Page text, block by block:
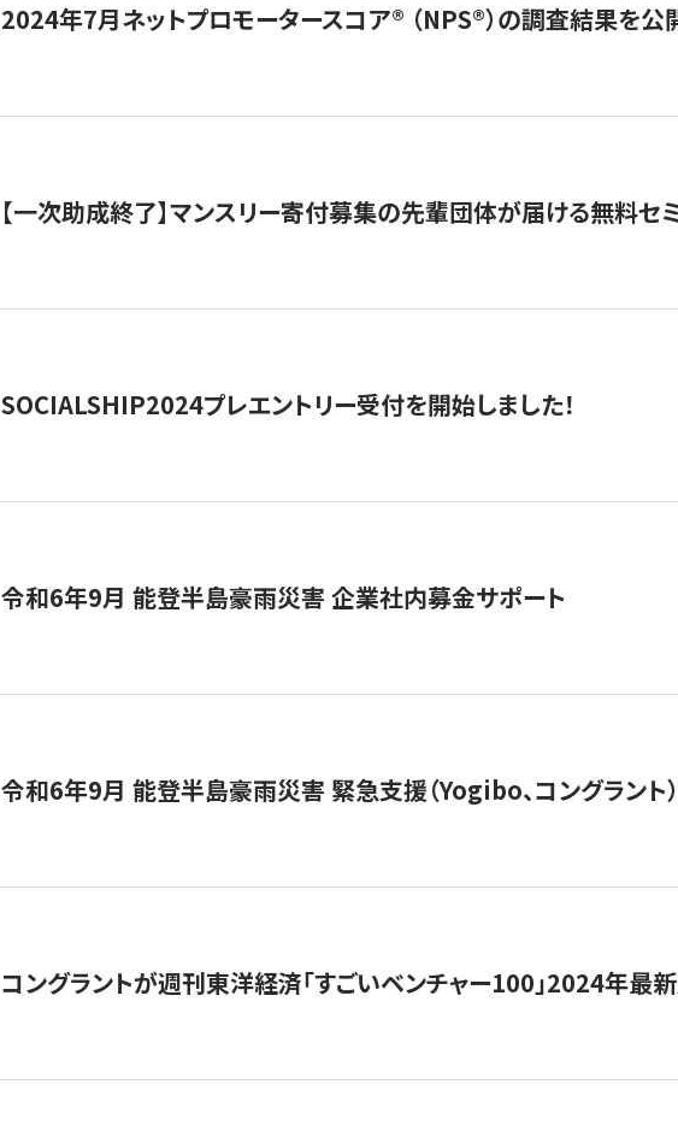
2024年7月ネットプロモータースコア®︎ （NPS®︎）の調査結果を公
【一次助成終了】マンスリー寄付募集の先輩団体が届ける無料セ
SOCIALSHIP2024プレエントリー受付を開始しました！
令和6年9月 能登半島豪雨災害 企業社内募金サポート
令和6年9月 能登半島豪雨災害 緊急支援（Yogibo、コングラント）
コングラントが週刊東洋経済「すごいベンチャー100」2024年最